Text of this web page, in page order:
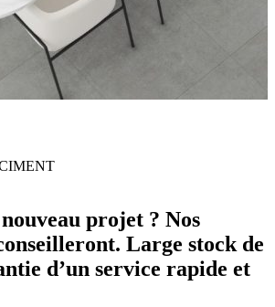
projet ? Nos
Large stock de
d’un service rapide et